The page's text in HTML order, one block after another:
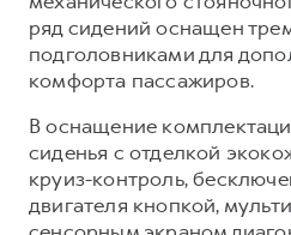
ряд сидений оснащен
подголовниками для
комфорта пассажиров.
В оснащение
сиденья с отделкой
круиз-контроль,
двигателя кнопкой,